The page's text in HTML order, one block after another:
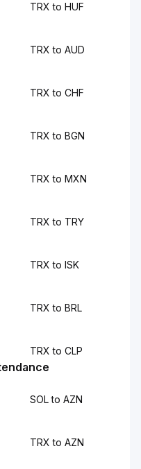
TRX to HUF
TRX to AUD
TRX to CHF
TRX to BGN
TRX to MXN
TRX to TRY
TRX to ISK
TRX to BRL
TRX to CLP
SOL to AZN
TRX to AZN